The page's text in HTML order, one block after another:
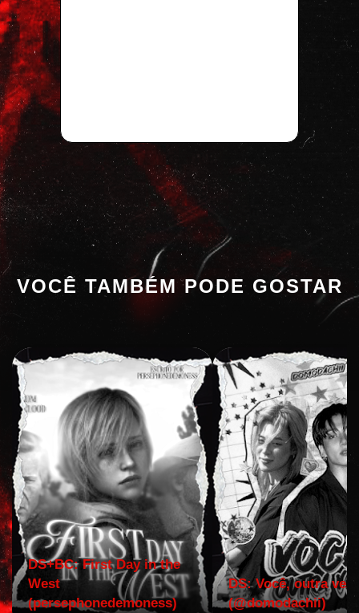
VOCÊ TAMBÉM PODE GOSTAR
DS+BC: First Day in the
West
(persephonedemoness)
DS: Você, outra vez!
(@domodachii)